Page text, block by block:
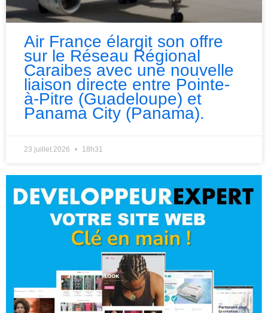
Air France élargit son offre
sur le Réseau Régional
Caraibes avec une nouvelle
liaison directe entre Pointe-
à-Pitre (Guadeloupe) et
Panama City (Panama).
23 juillet 2026 18h31